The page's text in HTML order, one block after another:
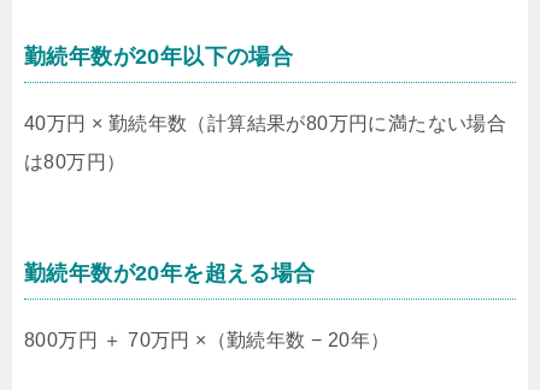
勤続年数が20年以下の場合
40万円 × 勤続年数（計算結果が80万円に満たない場合
は80万円）
勤続年数が20年を超える場合
800万円 ＋ 70万円 ×（勤続年数 − 20年）